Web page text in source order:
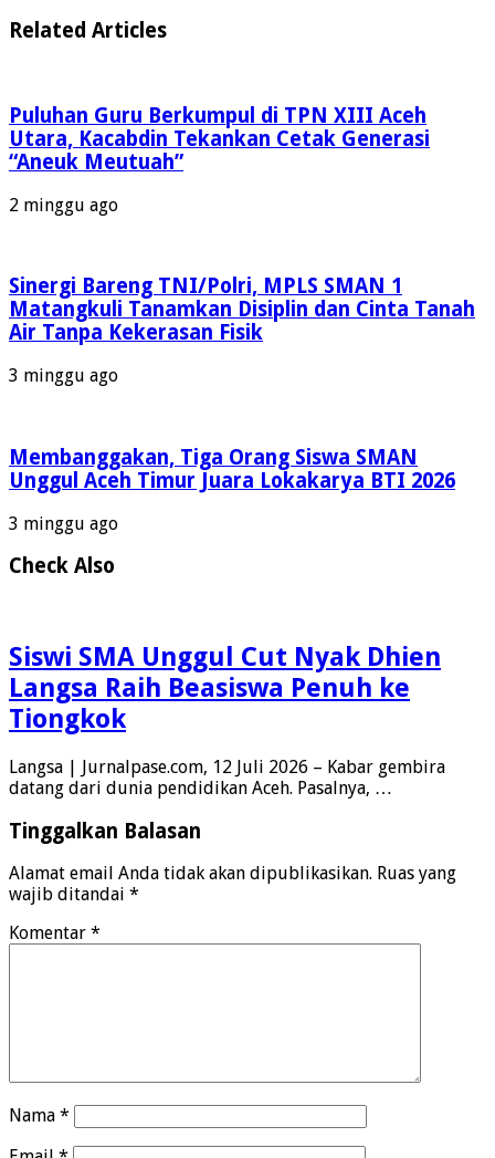
Related Articles
Puluhan Guru Berkumpul di TPN XIII Aceh
Utara, Kacabdin Tekankan Cetak Generasi
“Aneuk Meutuah”
2 minggu ago
Sinergi Bareng TNI/Polri, MPLS SMAN 1
Matangkuli Tanamkan Disiplin dan Cinta Tanah
Air Tanpa Kekerasan Fisik
3 minggu ago
Membanggakan, Tiga Orang Siswa SMAN
Unggul Aceh Timur Juara Lokakarya BTI 2026
3 minggu ago
Check Also
Siswi SMA Unggul Cut Nyak Dhien
Langsa Raih Beasiswa Penuh ke
Tiongkok
Langsa | Jurnalpase.com, 12 Juli 2026 – Kabar gembira
datang dari dunia pendidikan Aceh. Pasalnya, …
Tinggalkan Balasan
Alamat email Anda tidak akan dipublikasikan. Ruas yang
wajib ditandai *
Komentar *
Nama *